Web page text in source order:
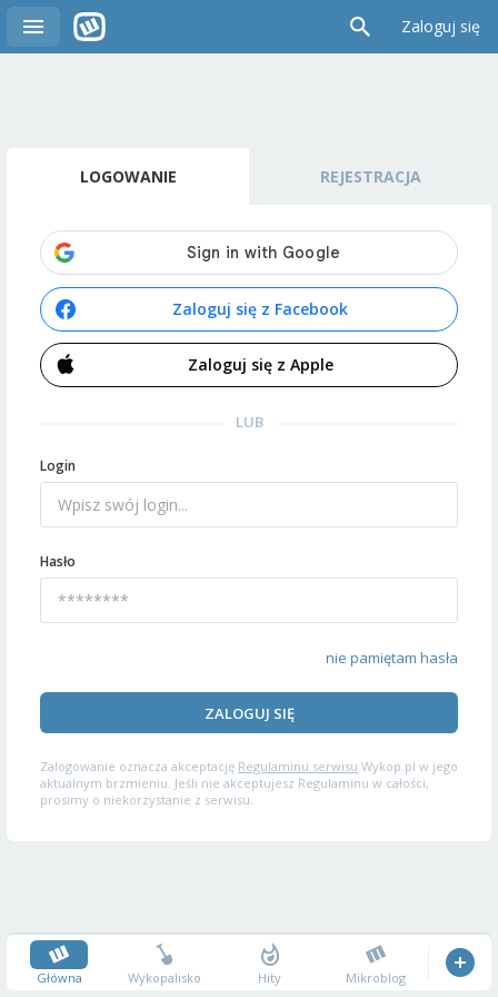
Zaloguj się
LOGOWANIE REJESTRACJA
Zaloguj się z Facebook
Zaloguj się z Apple
LUB
Login
Hasło
nie pamiętam hasła
ZALOGUJ SIĘ
Zalogowanie oznacza akceptację Regulaminu serwisu Wykop.pl w jego
aktualnym brzmieniu. Jeśli nie akceptujesz Regulaminu w całości,
prosimy o niekorzystanie z serwisu.
Główna Wykopalisko Hity Mikroblog